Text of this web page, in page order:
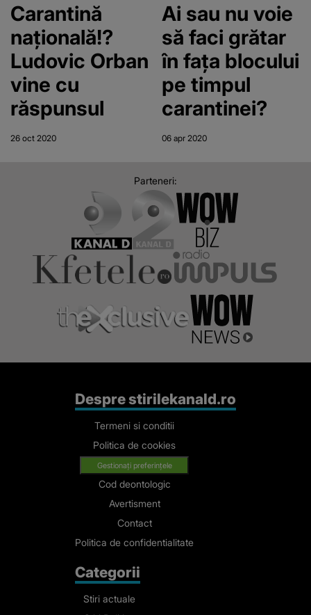
Carantină
națională!?
Ludovic Orban
vine cu
răspunsul
26 oct 2020
Ai sau nu voie
să faci grătar
în fața blocului
pe timpul
carantinei?
06 apr 2020
Parteneri:
Despre stirilekanald.ro
Termeni si conditii
Politica de cookies
Gestionați preferințele
Cod deontologic
Avertisment
Contact
Politica de confidentialitate
Categorii
Stiri actuale